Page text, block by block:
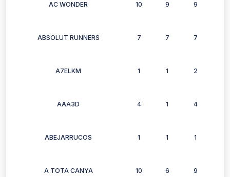
AC WONDER 10 9 9
ABSOLUT RUNNERS 7 7 7
A7ELKM 1 1 2
AAA3D 4 1 4
ABEJARRUCOS 1 1 1
A TOTA CANYA 10 6 9